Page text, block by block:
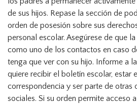
de sus hijos. Repase la sección de
orden de posesión sobre sus
personal escolar. Asegúrese de que
como uno de los contactos en caso
tenga que ver con su hijo. Informe a
quiere recibir el boletín escolar, estar
correspondencia y ser parte de otras
sociales. Si su orden permite acceso